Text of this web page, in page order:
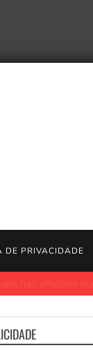
DE PRIVACIDADE